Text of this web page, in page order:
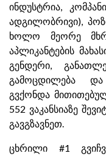
ინდუსტრია,
ადგილობრივი),
ხოლო მეორე
აპლიკანტების
გენდერი,
გამოცდილება და
გვქონდა
552 ვაკანსიაზე
გავგზავნეთ.
ცხრილი #1